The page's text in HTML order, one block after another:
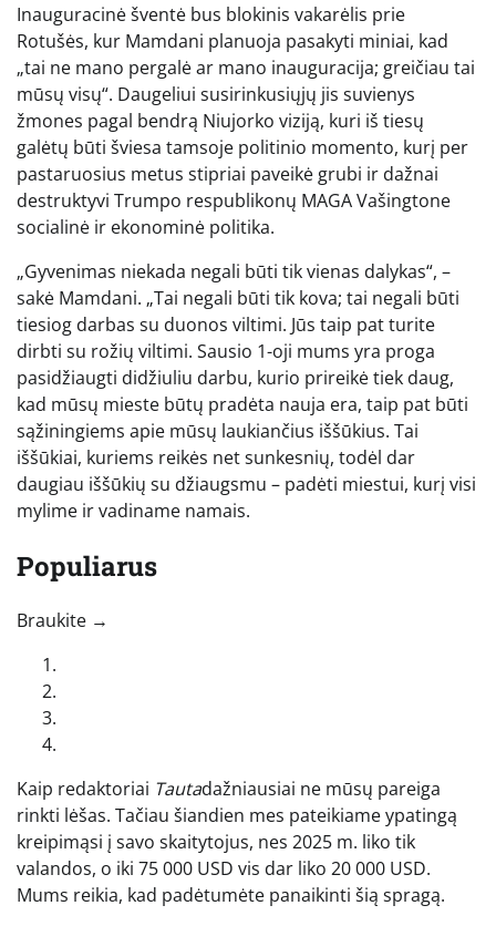
Inauguracinė šventė bus blokinis vakarėlis prie
Rotušės, kur Mamdani planuoja pasakyti miniai, kad
„tai ne mano pergalė ar mano inauguracija; greičiau tai
mūsų visų“. Daugeliui susirinkusiųjų jis suvienys
žmones pagal bendrą Niujorko viziją, kuri iš tiesų
galėtų būti šviesa tamsoje politinio momento, kurį per
pastaruosius metus stipriai paveikė grubi ir dažnai
destruktyvi Trumpo respublikonų MAGA Vašingtone
socialinė ir ekonominė politika.
„Gyvenimas niekada negali būti tik vienas dalykas“, –
sakė Mamdani. „Tai negali būti tik kova; tai negali būti
tiesiog darbas su duonos viltimi. Jūs taip pat turite
dirbti su rožių viltimi. Sausio 1-oji mums yra proga
pasidžiaugti didžiuliu darbu, kurio prireikė tiek daug,
kad mūsų mieste būtų pradėta nauja era, taip pat būti
sąžiningiems apie mūsų laukiančius iššūkius. Tai
iššūkiai, kuriems reikės net sunkesnių, todėl dar
daugiau iššūkių su džiaugsmu – padėti miestui, kurį visi
mylime ir vadiname namais.
Populiarus
„Perbraukite kairėn, kad pamatytumėte daugiau autorių“
Braukite →
Kaip redaktoriai Tautadažniausiai ne mūsų pareiga
rinkti lėšas. Tačiau šiandien mes pateikiame ypatingą
kreipimąsi į savo skaitytojus, nes 2025 m. liko tik
valandos, o iki 75 000 USD vis dar liko 20 000 USD.
Mums reikia, kad padėtumėte panaikinti šią spragą.